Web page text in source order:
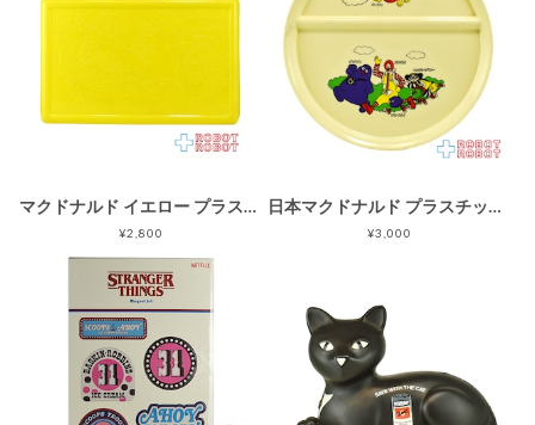
マクドナルド イエロー プラスチック ランチボックス 1988 企業物
¥2,800
日本マクドナルド プラスチックプレート 子供用のお皿 1990 企業物
¥3,000